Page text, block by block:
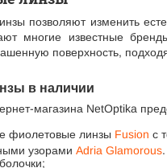
позволяют изменить
многие известные
поверхность,
в наличии
магазина NetOptika
фиолетовые линзы Fusion с
узорами Adria Glamorous